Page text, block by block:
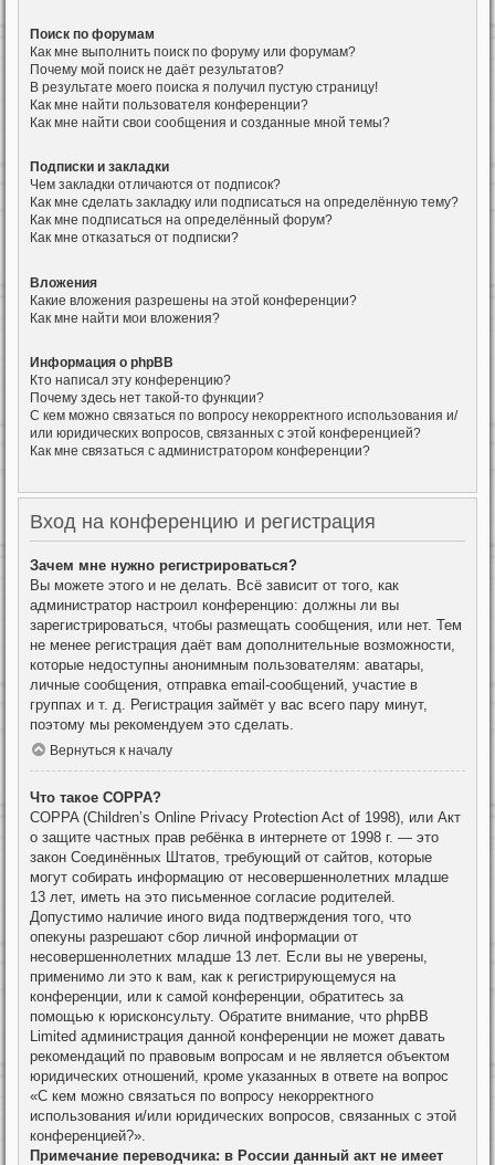
Поиск по форумам
Как мне выполнить поиск по форуму или форумам?
Почему мой поиск не даёт результатов?
В результате моего поиска я получил пустую страницу!
Как мне найти пользователя конференции?
Как мне найти свои сообщения и созданные мной темы?
Подписки и закладки
Чем закладки отличаются от подписок?
Как мне сделать закладку или подписаться на определённую тему?
Как мне подписаться на определённый форум?
Как мне отказаться от подписки?
Вложения
Какие вложения разрешены на этой конференции?
Как мне найти мои вложения?
Информация о phpBB
Кто написал эту конференцию?
Почему здесь нет такой-то функции?
С кем можно связаться по вопросу некорректного использования и/
или юридических вопросов, связанных с этой конференцией?
Как мне связаться с администратором конференции?
Вход на конференцию и регистрация
Зачем мне нужно регистрироваться?
Вы можете этого и не делать. Всё зависит от того, как
администратор настроил конференцию: должны ли вы
зарегистрироваться, чтобы размещать сообщения, или нет. Тем
не менее регистрация даёт вам дополнительные возможности,
которые недоступны анонимным пользователям: аватары,
личные сообщения, отправка email-сообщений, участие в
группах и т. д. Регистрация займёт у вас всего пару минут,
поэтому мы рекомендуем это сделать.
Вернуться к началу
Что такое COPPA?
COPPA (Children’s Online Privacy Protection Act of 1998), или Акт
о защите частных прав ребёнка в интернете от 1998 г. — это
закон Соединённых Штатов, требующий от сайтов, которые
могут собирать информацию от несовершеннолетних младше
13 лет, иметь на это письменное согласие родителей.
Допустимо наличие иного вида подтверждения того, что
опекуны разрешают сбор личной информации от
несовершеннолетних младше 13 лет. Если вы не уверены,
применимо ли это к вам, как к регистрирующемуся на
конференции, или к самой конференции, обратитесь за
помощью к юрисконсульту. Обратите внимание, что phpBB
Limited администрация данной конференции не может давать
рекомендаций по правовым вопросам и не является объектом
юридических отношений, кроме указанных в ответе на вопрос
«С кем можно связаться по вопросу некорректного
использования и/или юридических вопросов, связанных с этой
конференцией?».
Примечание переводчика: в России данный акт не имеет